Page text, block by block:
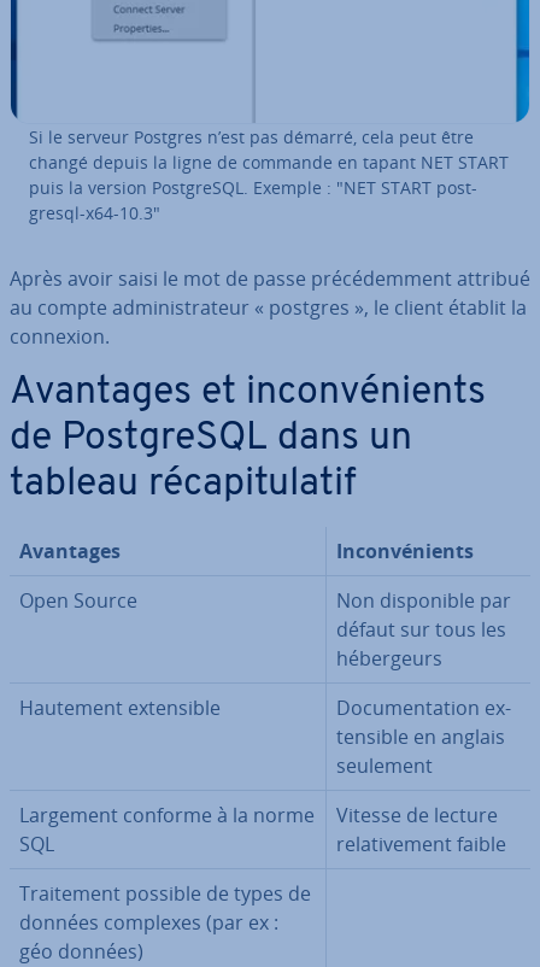
Si le serveur Postgres n’est pas démarré, cela peut être
changé depuis la ligne de commande en tapant NET START
puis la version Post­greSQL. Exemple : "NET START post­
gresql-x64-10.3"
Après avoir saisi le mot de passe pré­cé­dem­ment attribué
au compte ad­mi­nis­tra­teur « postgres », le client établit la
connexion.
Avantages et in­con­vé­nients
de Post­greSQL dans un
tableau ré­ca­pi­tu­la­tif
Avantages
In­con­vé­nients
Open Source
Non dis­po­nible par
défaut sur tous les
hé­ber­geurs
Hautement ex­ten­sible
Do­cu­men­ta­tion ex­
ten­sible en anglais
seulement
Largement conforme à la norme
SQL
Vitesse de lecture
re­la­ti­ve­ment faible
Trai­te­ment possible de types de
données complexes (par ex :
géo données)